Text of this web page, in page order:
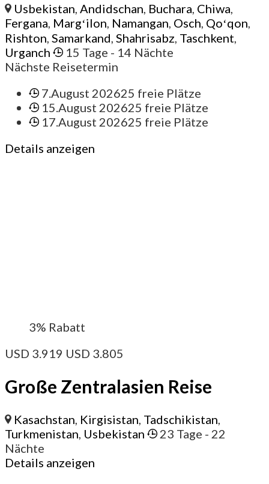
Usbekistan,Andidschan, Buchara, Chiwa,
Fergana, Margʻilon, Namangan, Osch, Qoʻqon,
Rishton, Samarkand, Shahrisabz, Taschkent,
Urganch
15 Tage - 14 Nächte
Nächste Reisetermin
7.August 202625 freie Plätze
15.August 202625 freie Plätze
17.August 202625 freie Plätze
Details anzeigen
3% Rabatt
USD 3.919 USD 3.805
Große Zentralasien Reise
Kasachstan Kirgisistan Tadschikistan
Turkmenistan Usbekistan 23 Tage - 22
Nächte
Details anzeigen